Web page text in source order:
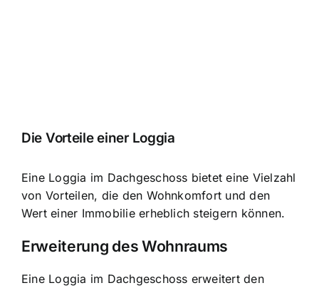
Die Vorteile einer Loggia
Eine Loggia im Dachgeschoss bietet eine Vielzahl
von Vorteilen, die den Wohnkomfort und den
Wert einer Immobilie erheblich steigern können.
Erweiterung des Wohnraums
Eine Loggia im Dachgeschoss erweitert den